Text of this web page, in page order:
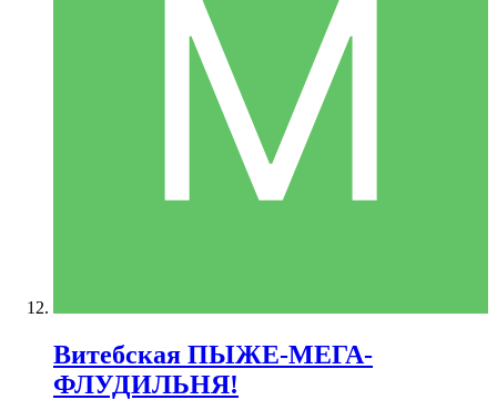
Витебская ПЫЖЕ-МЕГА-
ФЛУДИЛЬНЯ!